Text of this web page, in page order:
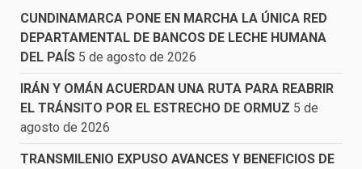
CUNDINAMARCA PONE EN MARCHA LA ÚNICA RED
DEPARTAMENTAL DE BANCOS DE LECHE HUMANA
DEL PAÍS 5 de agosto de 2026
IRÁN Y OMÁN ACUERDAN UNA RUTA PARA REABRIR
EL TRÁNSITO POR EL ESTRECHO DE ORMUZ 5 de
agosto de 2026
TRANSMILENIO EXPUSO AVANCES Y BENEFICIOS DE